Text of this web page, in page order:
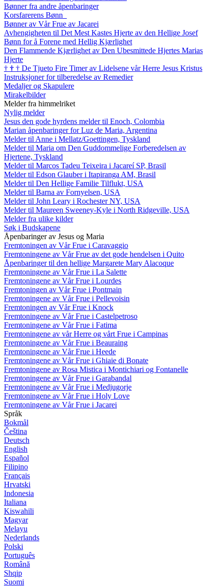
Bønner fra andre åpenbaringer
Korsfarerens Bønn
Bønner av Vår Frue av Jacarei
Avhengigheten til Det Mest Kastes Hjerte av den Hellige Josef
Bønn for å Forene med Hellig Kjærlighet
Den Flammende Kjærlighet av Den Ubesmittede Hjertes Marias
Hjerte
† † † De Tjueto Fire Timer av Lidelsene vår Herre Jesus Kristus
Instruksjoner for tilberedelse av Remedier
Medaljer og Skapulere
Mirakelbilder
Melder fra himmelriket
Nylig melder
Jesus den gode hyrdens melder til Enoch, Colombia
Marian åpenbaringer for Luz de Maria, Argentina
Melder til Anne i Mellatz/Goettingen, Tyskland
Melder til Maria om Den Guddommelige Forberedelsen av
Hjertene, Tyskland
Melder til Marcos Tadeu Teixeira i Jacareí SP, Brasil
Melder til Edson Glauber i Itapiranga AM, Brasil
Melder til Den Hellige Familie Tilflukt, USA
Melder til Barna av Fornyelsen, USA
Melder til John Leary i Rochester NY, USA
Melder til Maureen Sweeney-Kyle i North Ridgeville, USA
Melder fra ulike kilder
Søk i Budskapene
Åpenbaringer av Jesus og Maria
Fremtoningen av Vår Frue i Caravaggio
Fremtoningene av Vår Frue av det gode hendelsen i Quito
Åpenbaringer til den hellige Margarete Mary Alacoque
Fremtoningene av Vår Frue i La Salette
Fremtoningene av Vår Frue i Lourdes
Fremtoningen av Vår Frue i Pontmain
Fremtoningene av Vår Frue i Pellevoisin
Fremtoningen av Vår Frue i Knock
Fremtoningene av Vår Frue i Castelpetroso
Fremtoningene av Vår Frue i Fatima
Fremtoningene av vår Herre og vårt Frue i Campinas
Fremtoningene av Vår Frue i Beauraing
Fremtoningene av Vår Frue i Heede
Fremtoningene av Vår Frue i Ghiaie di Bonate
Fremtoningene av Rosa Mistica i Montichiari og Fontanelle
Fremtoningene av Vår Frue i Garabandal
Fremtoningene av Vår Frue i Medjugorje
Fremtoningene av Vår Frue i Holy Love
Fremtoningene av Vår Frue i Jacarei
Språk
Bokmål
Čeština
Deutsch
English
Español
Filipino
Français
Hrvatski
Indonesia
Italiana
Kiswahili
Magyar
Melayu
Nederlands
Polski
Português
Română
Shqip
Suomi